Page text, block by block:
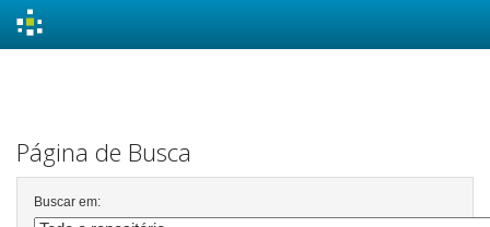
Página de Busca
Buscar em: